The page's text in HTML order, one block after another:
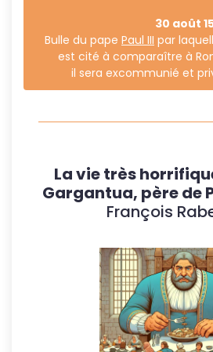
30 août
Bulle du pape Paul III par
est cité à comparaître à
il sera excommunié et
La vie très
Gargantua, père de
François